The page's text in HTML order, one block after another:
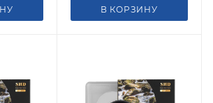
В КОРЗИНУ